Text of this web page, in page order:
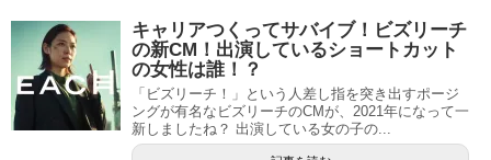
キャリアつくってサバイブ！ビズリーチ
の新CM！出演しているショートカット
の女性は誰！？
「ビズリーチ！」という人差し指を突き出すポージ
ングが有名なビズリーチのCMが、2021年になって一
新しましたね？ 出演している女の子の...